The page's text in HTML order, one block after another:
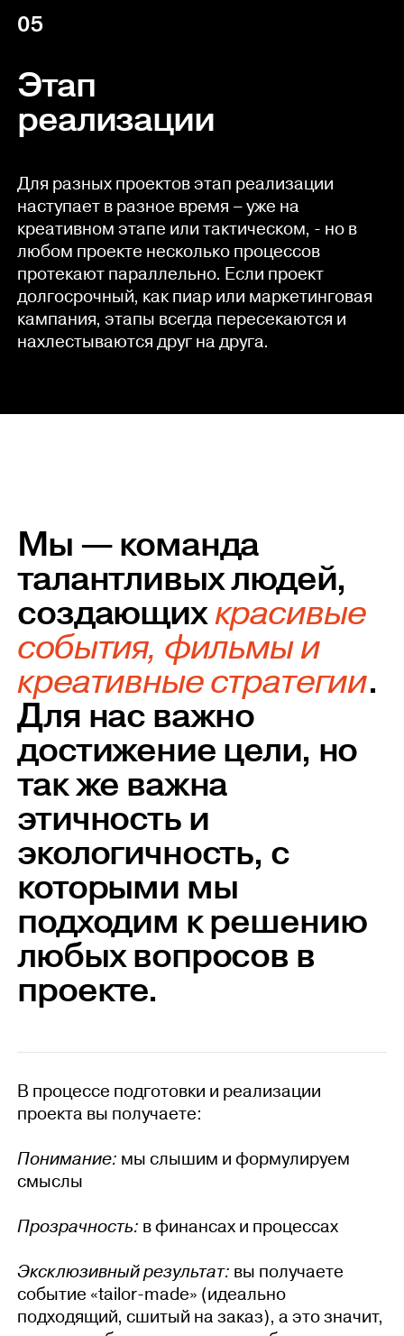
05
Этап
реализации
Для разных проектов этап реализации
наступает в разное время – уже на
креативном этапе или тактическом, - но в
любом проекте несколько процессов
протекают параллельно. Если проект
долгосрочный, как пиар или маркетинговая
кампания, этапы всегда пересекаются и
нахлестываются друг на друга.
Мы — команда
талантливых людей,
создающихкрасивые
события, фильмы и
креативные стратегии.
Для нас важно
достижение цели, но
так же важна
этичность и
экологичность, с
которыми мы
подходим к решению
любых вопросов в
проекте.
В процессе подготовки и реализации
проекта вы получаете:
Понимание: мы слышим и формулируем
смыслы
Прозрачность: в финансах и процессах
Эксклюзивный результат: вы получаете
событие «tailor-made» (идеально
подходящий, сшитый на заказ), а это значит,